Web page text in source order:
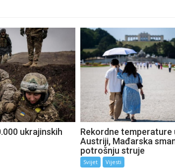
ukrajinskih
Rekordne temperature
Austriji, Mađarska
potrošnju struje
Svijet Vijesti